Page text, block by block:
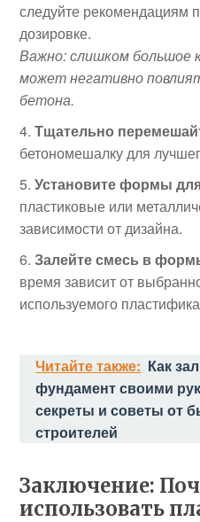
следуйте рекомендациям
дозировке.
Важно: слишком большое
может негативно
бетона.
Тщательно
бетономешалку для
Установите формы
пластиковые или
зависимости от дизайна.
Залейте смесь в
время зависит от
используемого
Читайте также: Как
фундамент своими
секреты и советы от
строителей
Заключение:
использовать